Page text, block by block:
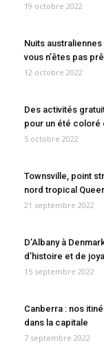
19 octobre 2022
Nuits australiennes
vous n’êtes pas
12 octobre 2022
Des activités
pour un été coloré
5 octobre 2022
Townsville, point
nord tropical
21 septembre 2022
D’Albany à
d’histoire et de
15 septembre 2022
Canberra : nos
dans la capitale
7 septembre 2022